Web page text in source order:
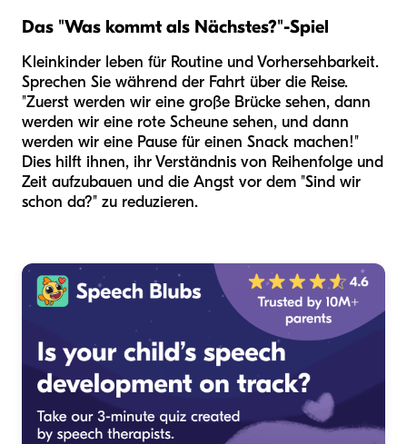
Das "Was kommt als Nächstes?"-Spiel
Kleinkinder leben für Routine und Vorhersehbarkeit.
Sprechen Sie während der Fahrt über die Reise.
"Zuerst werden wir eine große Brücke sehen, dann
werden wir eine rote Scheune sehen, und dann
werden wir eine Pause für einen Snack machen!"
Dies hilft ihnen, ihr Verständnis von Reihenfolge und
Zeit aufzubauen und die Angst vor dem "Sind wir
schon da?" zu reduzieren.